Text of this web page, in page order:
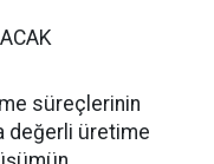
süreçlerinin
değerli üretime